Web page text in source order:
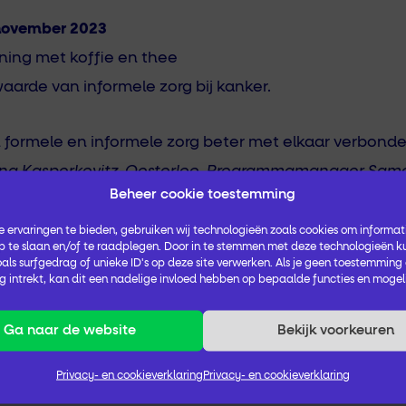
Beheer cookie toestemming
ervaringen te bieden, gebruiken wij technologieën zoals cookies om
te slaan en/of te raadplegen. Door in te stemmen met deze technologieën
surfgedrag of unieke ID's op deze site verwerken. Als je geen
intrekt, kan dit een nadelige invloed hebben op bepaalde functies en
Ga naar de website Bekijk voorkeuren
Privacy- en cookieverklaring Privacy- en cookieverklaring
2023
met koffie en thee
van informele zorg bij kanker.
formele en informele zorg beter met elkaar
Kasperkovitz-Oosterloo, Programmamanager
in break-out rooms
maak je al de keuze voor een break-out